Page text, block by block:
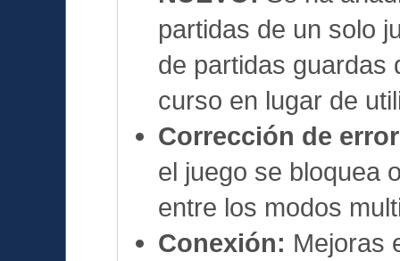
partidas de un solo
de partidas guardas
curso en lugar de
Corrección de
el juego se bloquea
entre los modos
Conexión: Mejoras